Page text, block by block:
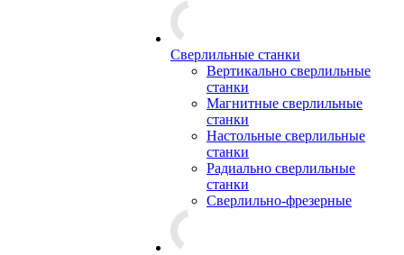
Сверлильные станки
Вертикально сверлильные
станки
Магнитные сверлильные
станки
Настольные сверлильные
станки
Радиально сверлильные
станки
Сверлильно-фрезерные